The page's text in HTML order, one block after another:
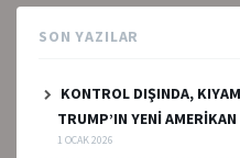
SON YAZILAR
KONTROL DIŞINDA,
TRUMP’IN YENİ
1 OCAK 2026